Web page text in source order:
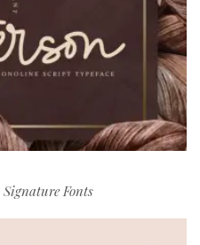
Signature Fonts